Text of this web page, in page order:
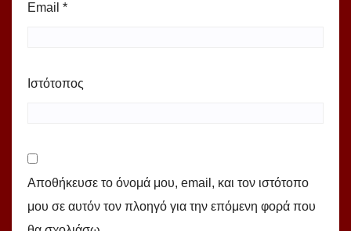
Email *
Ιστότοπος
Αποθήκευσε το όνομά μου, email, και τον ιστότοπο
μου σε αυτόν τον πλοηγό για την επόμενη φορά που